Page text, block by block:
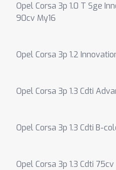
Opel Corsa 3p 1.0 T Sge
90cv My16
Opel Corsa 3p 1.2
Opel Corsa 3p 1.3 Cdti
Opel Corsa 3p 1.3 Cdti B-
Opel Corsa 3p 1.3 Cdti 75cv